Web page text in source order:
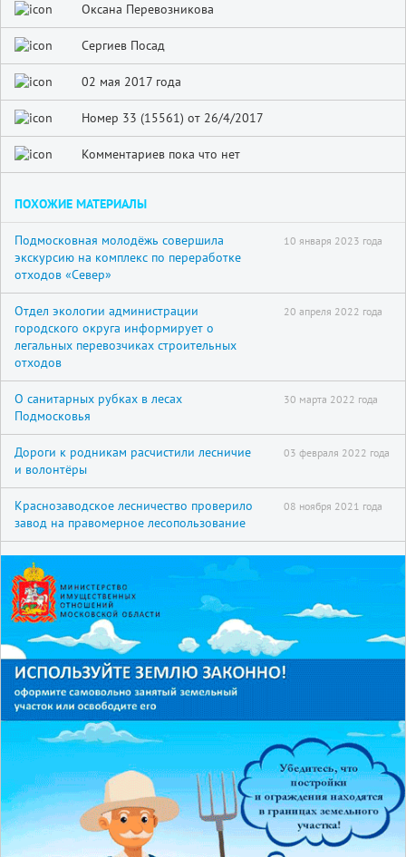
Оксана Перевозникова
Сергиев Посад
02 мая 2017 года
Номер 33 (15561) от 26/4/2017
Комментариев пока что нет
ПОХОЖИЕ МАТЕРИАЛЫ
Подмосковная молодёжь совершила
экскурсию на комплекс по переработке
отходов «Север»
10 января 2023 года
Отдел экологии администрации
городского округа информирует о
легальных перевозчиках строительных
отходов
20 апреля 2022 года
О санитарных рубках в лесах
Подмосковья
30 марта 2022 года
Дороги к родникам расчистили лесничие
и волонтёры
03 февраля 2022 года
Краснозаводское лесничество проверило
завод на правомерное лесопользование
08 ноября 2021 года